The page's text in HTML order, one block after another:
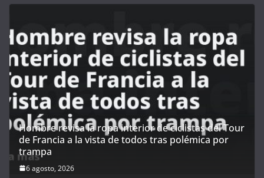
Hombre revisa la ropa interior de ciclistas del Tour
de Francia a la vista de todos tras polémica por
trampa
6 agosto, 2026